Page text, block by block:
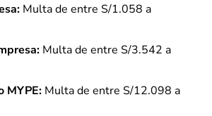
Multa de entre S/1.058 a
Multa de entre S/3.542 a
MYPE: Multa de entre S/12.098 a